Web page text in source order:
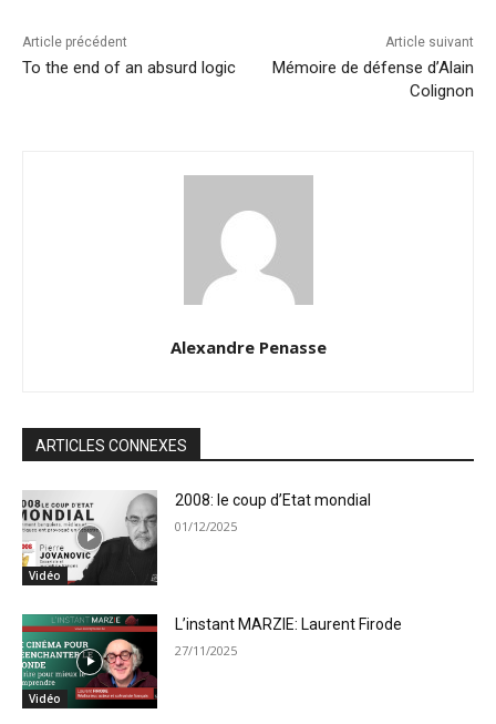
Article précédent
To the end of an absurd logic
Article suivant
Mémoire de défense d’Alain
Colignon
Alexandre Penasse
ARTICLES CONNEXES
Vidéo
2008: le coup d’Etat mondial
01/12/2025
Vidéo
L’instant MARZIE: Laurent Firode
27/11/2025